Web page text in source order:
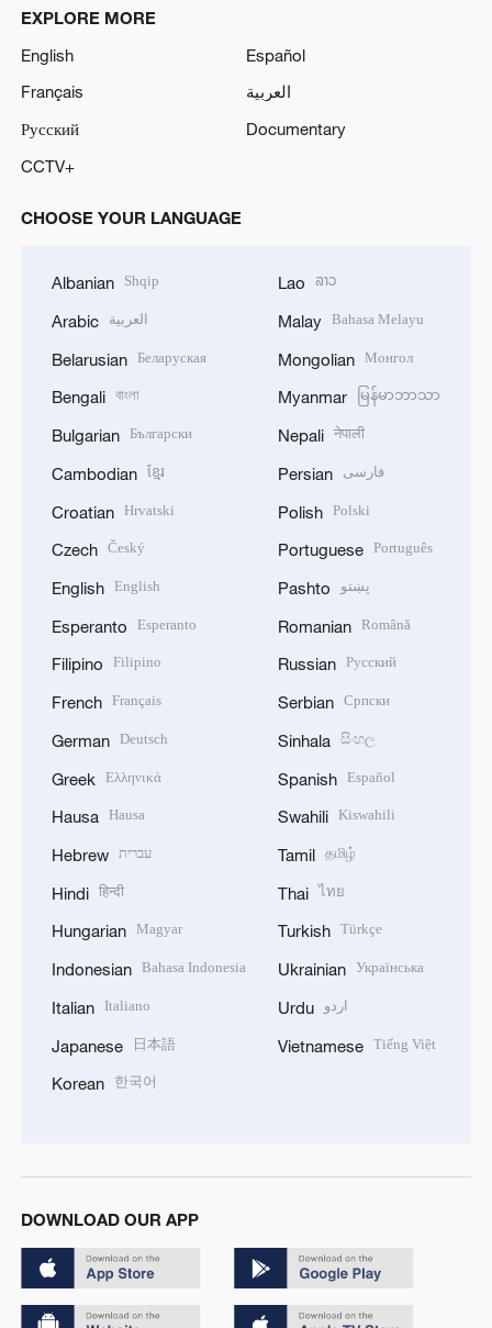
EXPLORE MORE
English
Español
Français
العربية
Русский
Documentary
CCTV+
CHOOSE YOUR LANGUAGE
Albanian Shqip
Arabic العربية
Belarusian Беларуская
Bengali বাংলা
Bulgarian Български
Cambodian ខ្មែរ
Croatian Hrvatski
Czech Český
English English
Esperanto Esperanto
Filipino Filipino
French Français
German Deutsch
Greek Ελληνικά
Hausa Hausa
Hebrew עברית
Hindi हिन्दी
Hungarian Magyar
Indonesian Bahasa Indonesia
Italian Italiano
Japanese 日本語
Korean 한국어
Lao ລາວ
Malay Bahasa Melayu
Mongolian Монгол
Myanmar မြန်မာဘာသာ
Nepali नेपाली
Persian فارسی
Polish Polski
Portuguese Português
Pashto پښتو
Romanian Română
Russian Русский
Serbian Српски
Sinhala සිංහල
Spanish Español
Swahili Kiswahili
Tamil தமிழ்
Thai ไทย
Turkish Türkçe
Ukrainian Українська
Urdu اردو
Vietnamese Tiếng Việt
DOWNLOAD OUR APP